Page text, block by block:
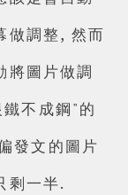
做調整, 然而
將圖片做調
不成鋼"的
發文的圖片
剩一半.